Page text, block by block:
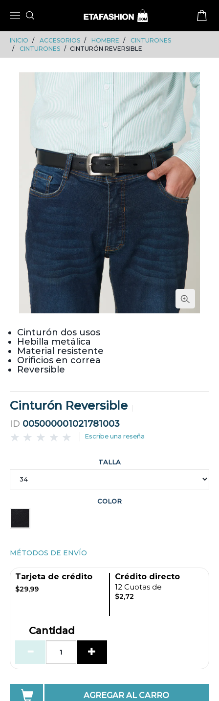
INICIO ACCESORIOS HOMBRE
CINTURONES
CINTURONES
CINTURÓN REVERSIBLE
Cinturón dos usos
Hebilla metálica
Material resistente
Orificios en correa
Reversible
Cinturón Reversible
ID 005000001021781003
Escribe una reseña
TALLA
COLOR
MÉTODOS DE ENVÍO
Tarjeta de crédito
$29,99
Crédito directo
12 Cuotas de
$2,72
Cantidad
AGREGAR AL CARRO